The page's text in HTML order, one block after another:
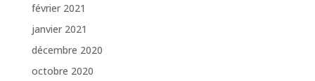
février 2021
janvier 2021
décembre 2020
octobre 2020